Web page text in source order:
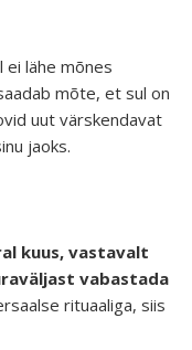
lähe mõnes
mõte, et sul on
uut värskendavat
jaoks.
kuus,vastavalt
vabastada
rituaaliga, siis